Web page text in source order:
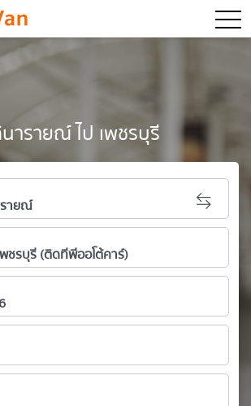
ารายณ์ ไป เพชรบุรี